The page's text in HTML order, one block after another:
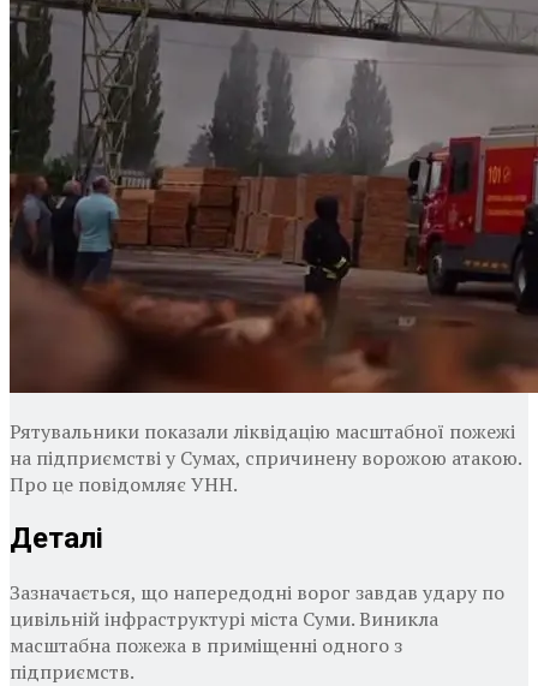
Рятувальники показали ліквідацію масштабної пожежі
на підприємстві у Сумах, спричинену ворожою атакою.
Про це повідомляє УНН.
Деталі
Зазначається, що напередодні ворог завдав удару по
цивільній інфраструктурі міста Суми. Виникла
масштабна пожежа в приміщенні одного з
підприємств.